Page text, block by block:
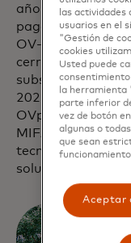
año se
pago dentro de
OV-pas es una
cerrado diseñada
subscripciones y
2025, los Países
OVpay,
MIFARE y
tecnología EMV
soluciones de
las actividades
usuarios en el
"Gestión de
cookies
Usted puede
consentimiento
la herramienta
parte inferior
vez de botón
algunas o
que sean
Aceptar